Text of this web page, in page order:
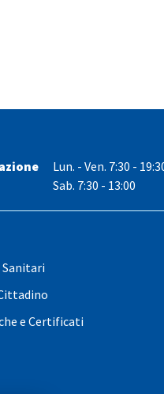
Lun. - Ven. 7:30 -
Sab. 7:30 - 13:00
e Certificati